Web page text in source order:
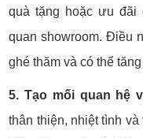
quà tặng hoặc ưu đãi
quan showroom. Điều
ghé thăm và có thể
5. Tạo mối quan hệ
thân thiện, nhiệt tình